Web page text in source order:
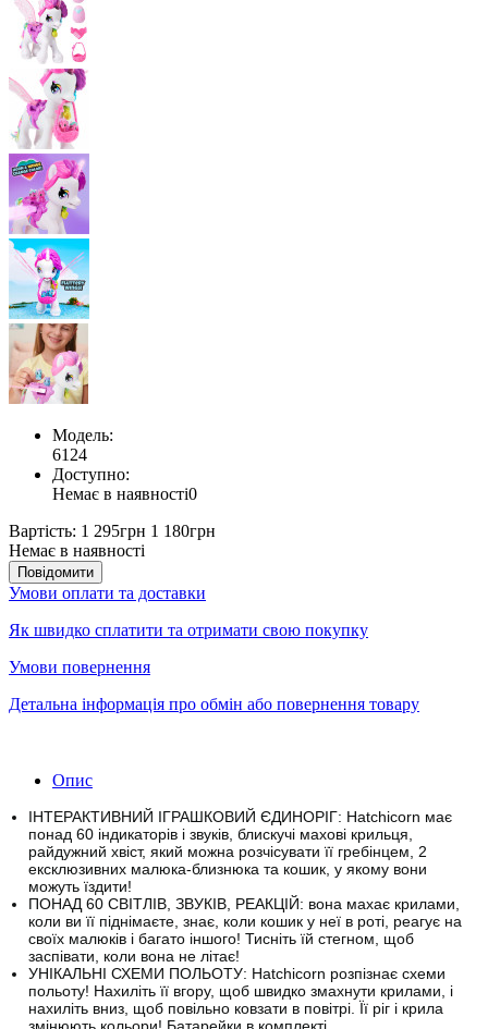
Модель:
6124
Доступно:
Немає в наявності0
Вартість: 1 295грн 1 180грн
Немає в наявності
Повідомити
Умови оплати та доставки
Як швидко сплатити та отримати свою покупку
Умови повернення
Детальна інформація про обмін або повернення товару
Опис
ІНТЕРАКТИВНИЙ ІГРАШКОВИЙ ЄДИНОРІГ: Hatchicorn має
понад 60 індикаторів і звуків, блискучі махові крильця,
райдужний хвіст, який можна розчісувати її гребінцем, 2
ексклюзивних малюка-близнюка та кошик, у якому вони
можуть їздити!
ПОНАД 60 СВІТЛІВ, ЗВУКІВ, РЕАКЦІЙ: вона махає крилами,
коли ви її піднімаєте, знає, коли кошик у неї в роті, реагує на
своїх малюків і багато іншого! Тисніть їй стегном, щоб
заспівати, коли вона не літає!
УНІКАЛЬНІ СХЕМИ ПОЛЬОТУ: Hatchicorn розпізнає схеми
польоту! Нахиліть її вгору, щоб швидко змахнути крилами, і
нахиліть вниз, щоб повільно ковзати в повітрі. Її ріг і крила